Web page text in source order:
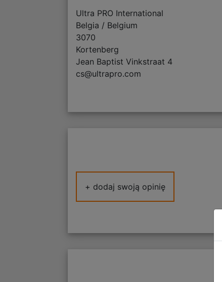
Ultra PRO International
Belgia / Belgium
3070
Kortenberg
Jean Baptist Vinkstraat 4
cs@ultrapro.com
+ dodaj swoją opinię